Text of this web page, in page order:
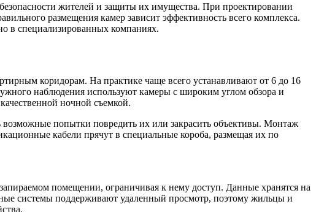
жителей и защиты их имущества. При проектировании
размещения камер зависит эффективность всего комплекса.
в специализированных компаниях.
коридорам. На практике чаще всего устанавливают от 6 до 16
наблюдения используют камеры с широким углом обзора и
ночной съемкой.
попытки повредить их или закрасить объективы. Монтаж
кабели прячут в специальные короба, размещая их по
помещении, ограничивая к нему доступ. Данные хранятся на
системы поддерживают удаленный просмотр, поэтому жильцы и